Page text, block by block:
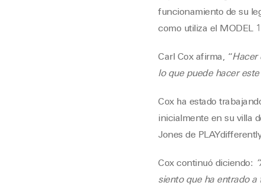
funcionamiento de su
como utiliza el MODEL
Carl Cox afirma, “Hacer
lo que puede hacer
Cox ha estado
inicialmente en su villa
Jones de
Cox continuó diciendo:
siento que ha entrado